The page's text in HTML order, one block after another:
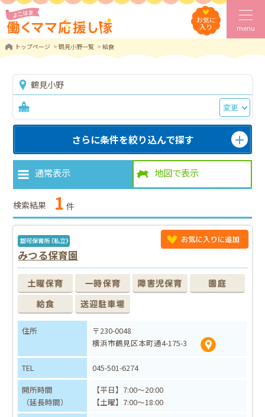
menu
お気に
入り
トップページ 鶴見小野一覧 給食
鶴見小野
変更
さらに条件を絞り込んで探す
地図で表示
通常表示
検索結果 1 件
みつる保育園
住所
〒230-0048
横浜市鶴見区本町通4-175-3
TEL
045-501-6274
開所時間
（延長時間）
【平日】7:00～20:00
【土曜】7:00～18:00